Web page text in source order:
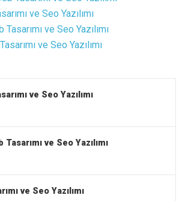
ve Seo Yazılımı
ve Seo Yazılımı
ve Seo Yazılımı
ve Seo Yazılımı
ve Seo Yazılımı
ve Seo Yazılımı